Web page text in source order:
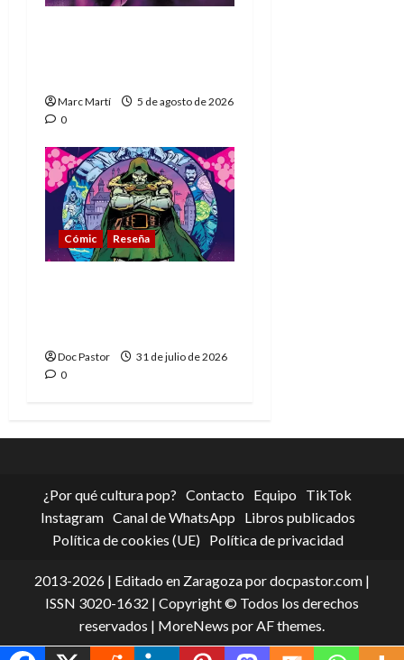
Marc Martí
5 de agosto de 2026
0
Cómic Reseña
Doc Pastor
31 de julio de 2026
0
¿Por qué cultura pop? Contacto Equipo
TikTok
Instagram Canal de WhatsApp
Libros publicados
Política de cookies (UE)
Política de privacidad
2013-2026 | Editado en Zaragoza por docpastor.com |
ISSN 3020-1632 | Copyright © Todos los derechos
reservados | MoreNews por AF themes.